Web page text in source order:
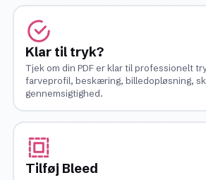
Klar til tryk?
Tjek om din PDF er klar til professionelt
farveprofil, beskæring, billedopløsning,
gennemsigtighed.
Tilføj Bleed